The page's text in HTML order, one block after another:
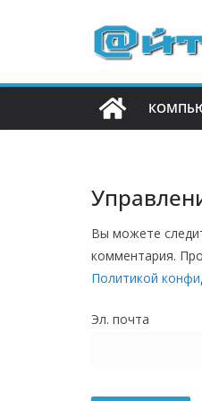
е
Вы можете
комментария.
Политикой
Эл. почта